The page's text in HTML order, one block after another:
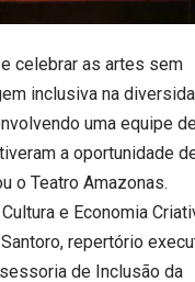
celebrar as artes sem
inclusiva na
uma equipe
a oportunidade
o Teatro Amazonas.
e Economia
repertório
de Inclusão da